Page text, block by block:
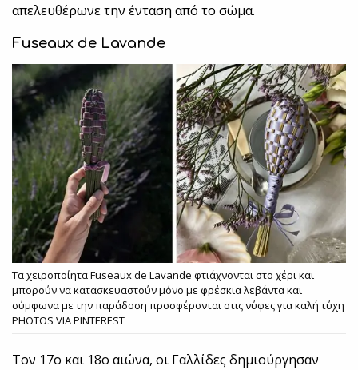
απελευθέρωνε την ένταση από το σώμα.
Fuseaux de Lavande
Τα χειροποίητα Fuseaux de Lavande φτιάχνονται στο χέρι και
μπορούν να κατασκευαστούν μόνο με φρέσκια λεβάντα και
σύμφωνα με την παράδοση προσφέρονται στις νύφες για καλή τύχη
PHOTOS VIA PINTEREST
Τον 17ο και 18ο αιώνα, οι Γαλλίδες δημιούργησαν